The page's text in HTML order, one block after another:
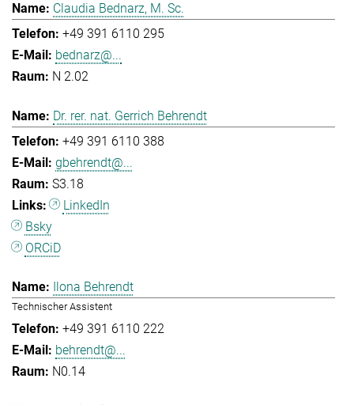
Claudia Bednarz, M. Sc.
+49 391 6110 295
bednarz@...
N 2.02
Dr. rer. nat. Gerrich Behrendt
+49 391 6110 388
gbehrendt@...
S3.18
LinkedIn
Bsky
ORCiD
Ilona Behrendt
Technischer Assistent
+49 391 6110 222
behrendt@...
N0.14